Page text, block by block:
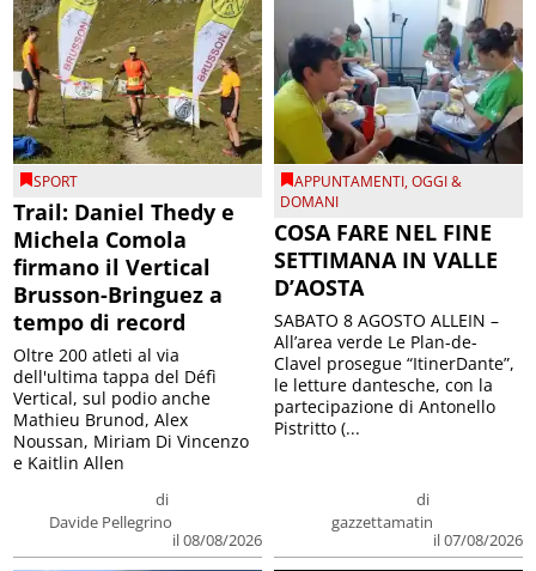
SPORT
Trail: Daniel Thedy e
Michela Comola
firmano il Vertical
Brusson-Bringuez a
tempo di record
di
Davide Pellegrino
il 08/08/2026
Oltre 200 atleti al via
dell'ultima tappa del Défì
Vertical, sul podio anche
Mathieu Brunod, Alex
Noussan, Miriam Di Vincenzo
e Kaitlin Allen
APPUNTAMENTI,OGGI &
DOMANI
COSA FARE NEL FINE
SETTIMANA IN VALLE
D’AOSTA
di
gazzettamatin
il 07/08/2026
SABATO 8 AGOSTO ALLEIN –
All’area verde Le Plan-de-
Clavel prosegue “ItinerDante”,
le letture dantesche, con la
partecipazione di Antonello
Pistritto (...